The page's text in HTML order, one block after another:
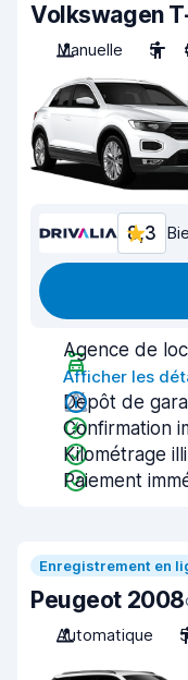
Volkswagen
Manuelle
5
8,3
Agence de
Afficher les
Dépôt de
Confirmation
Kilométrage
Paiement
Enregistrement en
Peugeot 2008
Automatique
5